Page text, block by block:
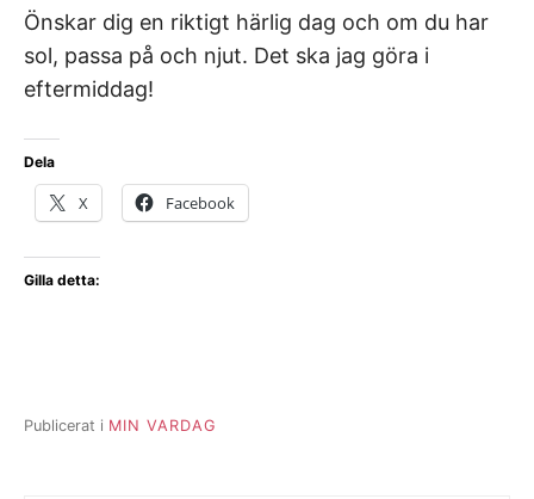
Önskar dig en riktigt härlig dag och om du har
sol, passa på och njut. Det ska jag göra i
eftermiddag!
Dela
X Facebook
Gilla detta:
Publicerat i MIN VARDAG